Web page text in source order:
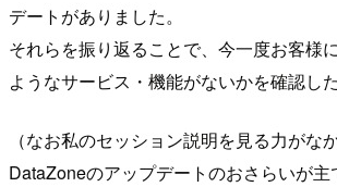
デートがありました。
それらを振り返ることで、今一度お客様
ようなサービス・機能がないかを確認し
（なお私のセッション説明を見る力がな
DataZoneのアップデートのおさらいが